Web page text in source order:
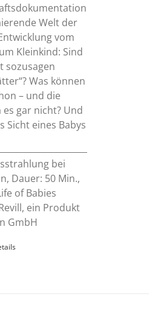
Welt der
vom
Kleinkind: Sind
sozusagen
Was können
– und die
gar nicht? Und
Sicht eines Babys
bei
Dauer: 50 Min.,
of Babies
ein Produkt
GmbH